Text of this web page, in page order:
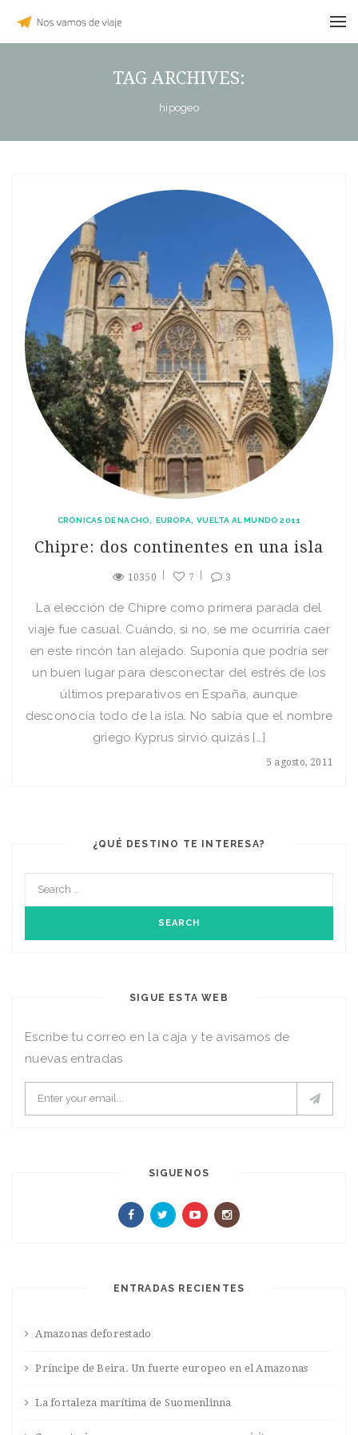
TAG ARCHIVES:
hipogeo
CRÓNICAS DE NACHO EUROPA VUELTA AL MUNDO 2011
Chipre: dos continentes en una isla
10350 7 3
5 agosto, 2011
La elección de Chipre como primera parada del
viaje fue casual. Cuándo, si no, se me ocurriría caer
en este rincón tan alejado. Suponía que podría ser
un buen lugar para desconectar del estrés de los
últimos preparativos en España, aunque
desconocía todo de la isla. No sabía que el nombre
griego Kyprus sirvió quizás […]
¿QUÉ DESTINO TE INTERESA?
SIGUE ESTA WEB
Escribe tu correo en la caja y te avisamos de
nuevas entradas
SIGUENOS
ENTRADAS RECIENTES
Amazonas deforestado
Príncipe de Beira. Un fuerte europeo en el Amazonas
La fortaleza marítima de Suomenlinna